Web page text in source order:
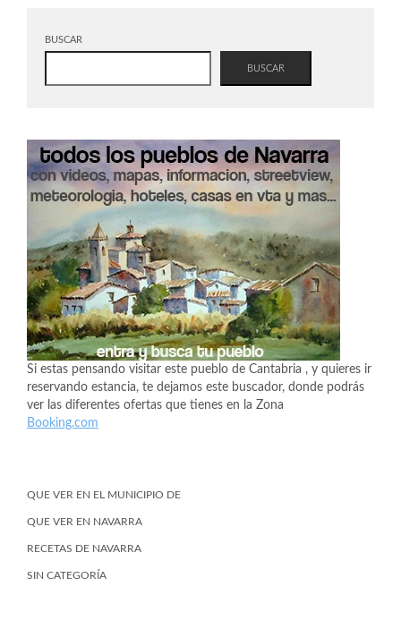
BUSCAR
BUSCAR
Si estas pensando visitar este pueblo de Cantabria , y quieres ir
reservando estancia, te dejamos este buscador, donde podrás
ver las diferentes ofertas que tienes en la Zona
Booking.com
QUE VER EN EL MUNICIPIO DE
QUE VER EN NAVARRA
RECETAS DE NAVARRA
SIN CATEGORÍA